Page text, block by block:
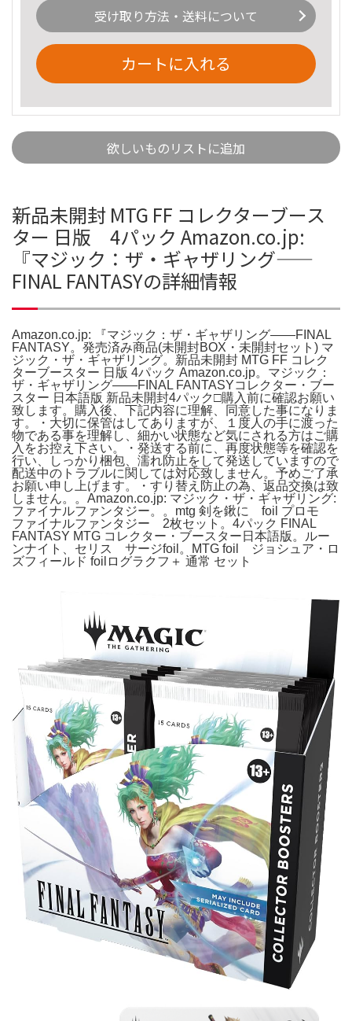
受け取り方法・送料について
カートに入れる
欲しいものリストに追加
新品未開封 MTG FF コレクターブース
ター 日版 4パック Amazon.co.jp:
『マジック：ザ・ギャザリング——
FINAL FANTASYの詳細情報
Amazon.co.jp: 『マジック：ザ・ギャザリング——FINAL
FANTASY。発売済み商品(未開封BOX・未開封セット) マ
ジック・ザ・ギャザリング。新品未開封 MTG FF コレク
ターブースター 日版 4パック Amazon.co.jp。マジック：
ザ・ギャザリング——FINAL FANTASYコレクター・ブー
スター 日本語版 新品未開封4パック□購入前に確認お願い
致します。購入後、下記内容に理解、同意した事になりま
す。・大切に保管はしてありますが、１度人の手に渡った
物である事を理解し、細かい状態など気にされる方はご購
入をお控え下さい。・発送する前に、再度状態等を確認を
行い、しっかり梱包、濡れ防止をして発送していますので
配送中のトラブルに関しては対応致しません。予めご了承
お願い申し上げます。・すり替え防止の為、返品交換は致
しません。。Amazon.co.jp: マジック・ザ・ギャザリング:
ファイナルファンタジー。。mtg 剣を鍬に foil プロモ
ファイナルファンタジー 2枚セット。4パック FINAL
FANTASY MTG コレクター・ブースター日本語版。ルー
ンナイト、セリス サージfoil。MTG foil ジョシュア・ロ
ズフィールド foilログラクフ＋ 通常 セット